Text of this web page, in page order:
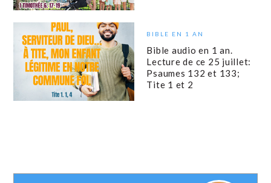
BIBLE EN 1 AN
Bible audio en 1 an.
Lecture de ce 25 juillet:
Psaumes 132 et 133;
Tite 1 et 2